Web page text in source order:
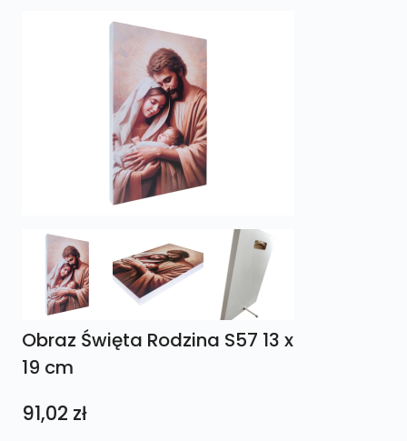
Obraz Święta Rodzina S57 13 x
19 cm
91,02 zł